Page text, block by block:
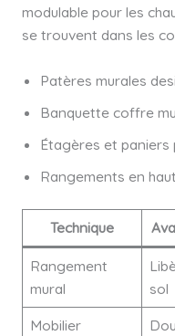
modulable pour les
se trouvent dans les
Patères murales
Banquette coffre
Étagères et
Rangements en
Technique
Rangement
mural
sol
Mobilier